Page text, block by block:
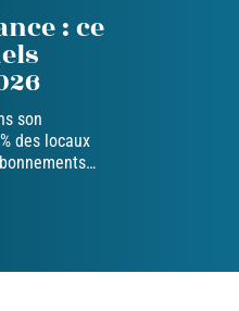
: ce
son
des locaux
…